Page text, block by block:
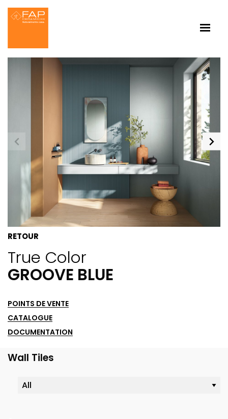
RETOUR
True Color
GROOVE BLUE
POINTS DE VENTE
CATALOGUE
DOCUMENTATION
Wall Tiles